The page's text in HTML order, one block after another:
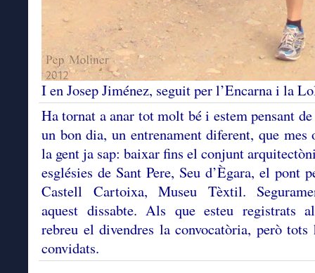
I en Josep Jiménez, seguit per l’Encarna i la
Ha tornat a anar tot molt bé i estem pensant
un bon dia, un entrenament diferent, que mes
la gent ja sap: baixar fins el conjunt
esglésies de Sant Pere, Seu d’Ègara, el pont
Castell Cartoixa, Museu Tèxtil.
aquest dissabte. Als que esteu registrats
rebreu el divendres la convocatòria, però tots
convidats.